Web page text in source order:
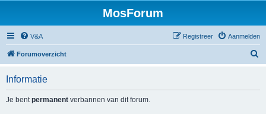
MosForum
V&A Aanmelden
Registreer
Forumoverzicht
Informatie
Je bentpermanent verbannen van dit forum.